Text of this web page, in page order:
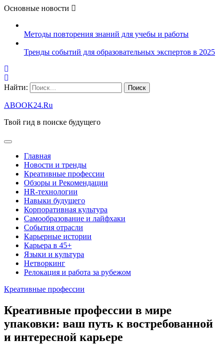
Основные новости
Методы повторения знаний для учебы и работы
Тренды событий для образовательных экспертов в 2025
Найти:
ABOOK24.Ru
Твой гид в поиске будущего
Главная
Новости и тренды
Креативные профессии
Обзоры и Рекомендации
HR‑технологии
Навыки будущего
Корпоративная культура
Самообразование и лайфхаки
События отрасли
Карьерные истории
Карьера в 45+
Языки и культура
Нетворкинг
Релокация и работа за рубежом
Креативные профессии
Креативные профессии в мире
упаковки: ваш путь к востребованной
и интересной карьере